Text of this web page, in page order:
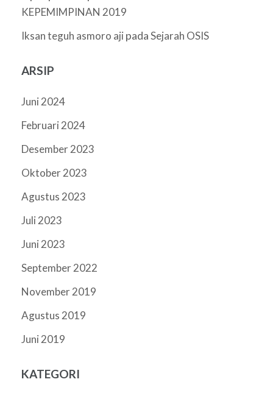
KEPEMIMPINAN 2019
Iksan teguh asmoro aji padaSejarah OSIS
ARSIP
Juni 2024
Februari 2024
Desember 2023
Oktober 2023
Agustus 2023
Juli 2023
Juni 2023
September 2022
November 2019
Agustus 2019
Juni 2019
KATEGORI